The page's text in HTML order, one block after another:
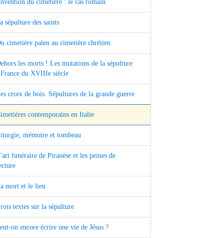
du cimetière : le cas romain
sépulture des saints
cimetière païen au cimetière chrétien
les morts ! Les mutations de la sépulture
France du XVIIIe siècle
croix de bois. Sépultures de la grande guerre
contemporains en Italie
mémoire et tombeau
funéraire de Piranèse et les peines de
mort et le lieu
textes sur la sépulture
on encore écrire une vie de Jésus ?